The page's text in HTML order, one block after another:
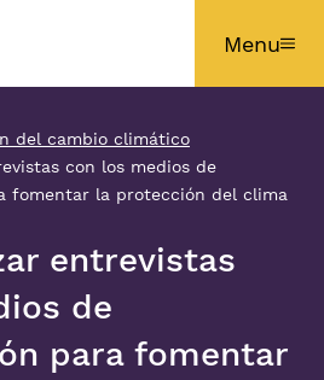
Menu
del cambio climático
con los medios de
fomentar la protección del clima
entrevistas
de
para fomentar